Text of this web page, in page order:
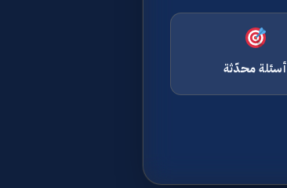
أسئلة محدّثة